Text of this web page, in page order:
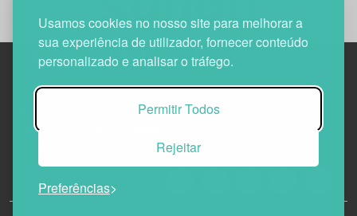
Usamos cookies no nosso site para melhorar a
sua experiência de utilizador, fornecer conteúdo
personalizado e analisar o tráfego.
Permitir Todos
Rejeitar
Preferências
Edif. Lisboa Oriente | Av. Infante D. Henrique, n.º 333H, esc.
1800-282 Lisboa | Portugal